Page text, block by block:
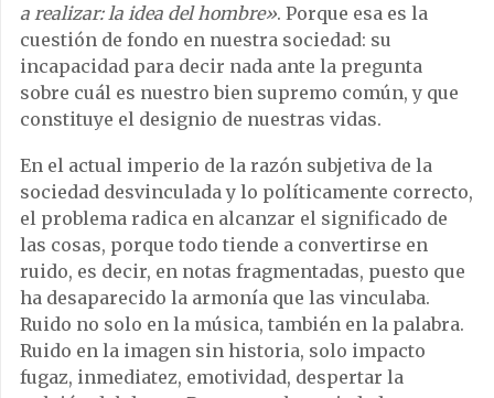
a realizar: la idea del hombre». Porque esa es la
cuestión de fondo en nuestra sociedad: su
incapacidad para decir nada ante la pregunta
sobre cuál es nuestro bien supremo común, y que
constituye el designio de nuestras vidas.
En el actual imperio de la razón subjetiva de la
sociedad desvinculada y lo políticamente correcto,
el problema radica en alcanzar el significado de
las cosas, porque todo tiende a convertirse en
ruido, es decir, en notas fragmentadas, puesto que
ha desaparecido la armonía que las vinculaba.
Ruido no solo en la música, también en la palabra.
Ruido en la imagen sin historia, solo impacto
fugaz, inmediatez, emotividad, despertar la